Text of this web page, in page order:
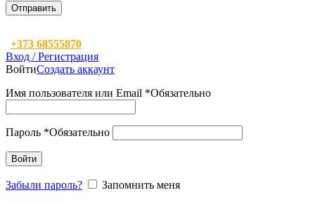
+373 68555870
Вход / Регистрация
ВойтиСоздать аккаунт
Имя пользователя или Email *Обязательно
Пароль *Обязательно
Войти
Забыли пароль?
Запомнить меня